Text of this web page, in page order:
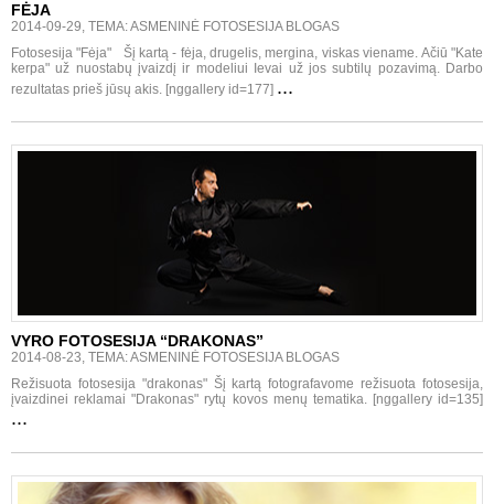
FĖJA
2014-09-29, TEMA: ASMENINĖ FOTOSESIJA BLOGAS
Fotosesija "Fėja" Šį kartą - fėja, drugelis, mergina, viskas viename. Ačiū "Kate
kerpa" už nuostabų įvaizdį ir modeliui Ievai už jos subtilų pozavimą. Darbo
rezultatas prieš jūsų akis. [nggallery id=177] ...
VYRO FOTOSESIJA “DRAKONAS”
2014-08-23, TEMA: ASMENINĖ FOTOSESIJA BLOGAS
Režisuota fotosesija "drakonas" Šį kartą fotografavome režisuota fotosesija,
įvaizdinei reklamai "Drakonas" rytų kovos menų tematika. [nggallery id=135]
...